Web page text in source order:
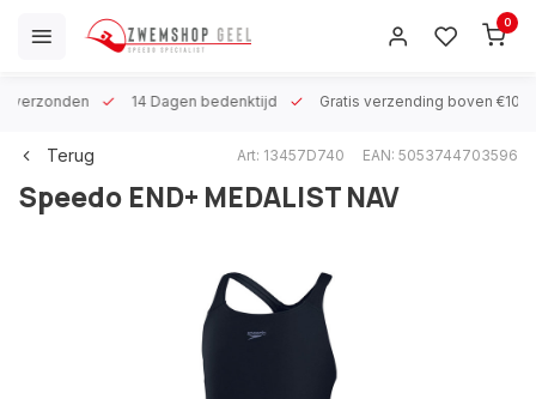
0
verzonden 14 Dagen bedenktijd Gratis verzending boven €100
Terug Art: 13457D740 EAN: 5053744703596
Speedo END+ MEDALIST NAV